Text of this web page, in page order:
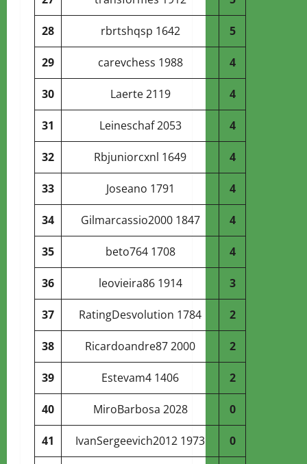
28 rbrtshqsp 1642 5
29 carevchess 1988 4
30 Laerte2119 4
31 Leineschaf2053 4
32 Rbjuniorcxnl 1649 4
33 Joseano 1791 4
34 Gilmarcassio20001847 4
35 beto7641708 4
36 leovieira861914 3
37 RatingDesvolution 1784 2
38 Ricardoandre872000 2
39 Estevam4 1406 2
40 MiroBarbosa 2028 0
41 IvanSergeevich2012 1973 0